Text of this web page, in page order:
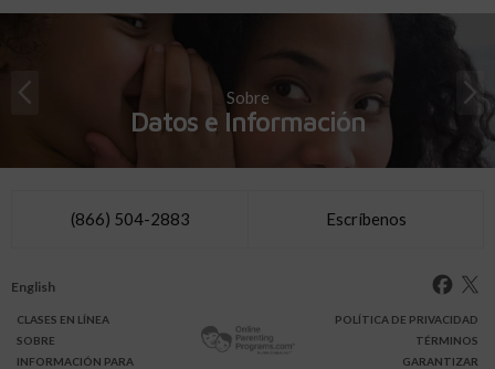
Sobre
Datos e Información
(866) 504-2883 Escríbenos
English
CLASES EN LÍNEA
SOBRE
INFORMACIÓN PARA
POLÍTICA DE PRIVACIDAD
TÉRMINOS
GARANTIZAR